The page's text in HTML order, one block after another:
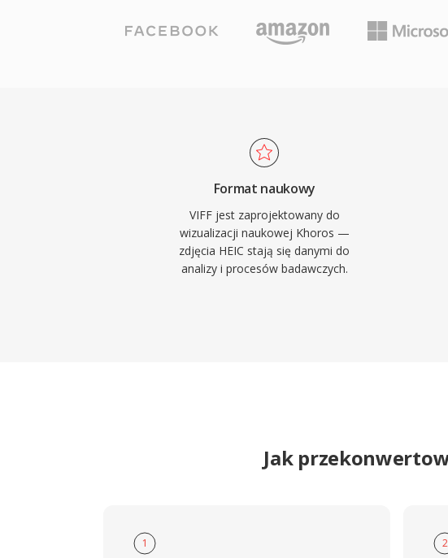
Format naukowy
VIFF jest zaprojektowany do
wizualizacji naukowej Khoros —
zdjęcia HEIC stają się danymi do
analizy i procesów badawczych.
Jak
1 2